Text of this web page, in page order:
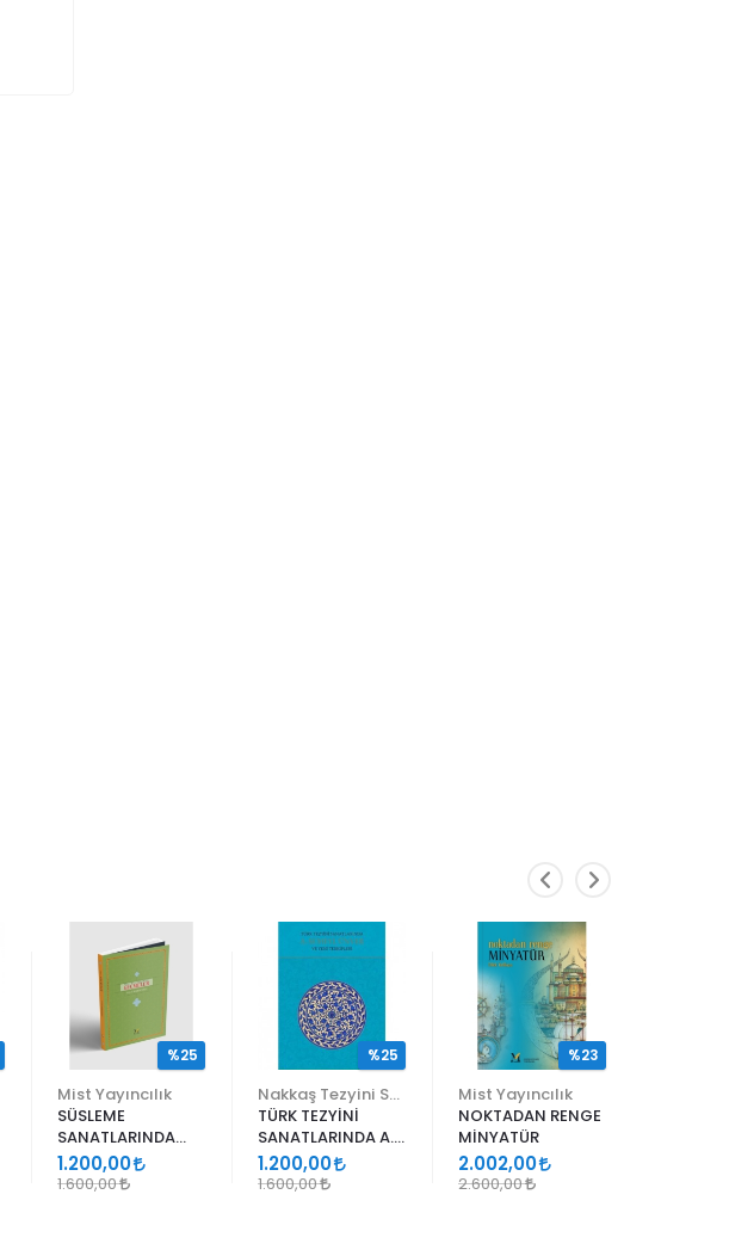
Mist Yayıncılık
SÜSLEME
SANATLARINDA
GEÇMELER
1.200,00
1.600,00
%25
TÜRK TEZYİNİ
SANATLARINDA A.
SÜHEYL ÜNVER VE
YENİ TERKİPLERİ
1.200,00
1.600,00
%25
Mist Yayıncılık
NOKTADAN RENGE
MİNYATÜR
2.002,00
2.600,00
%23